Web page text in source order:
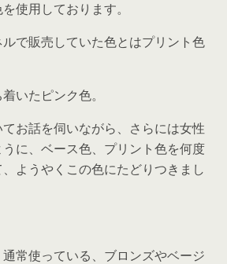
使用しております。
で販売していた色とはプリント色
いたピンク色。
お話を伺いながら、さらには女性
に、ベース色、プリント色を何度
ようやくこの色にたどりつきまし
常使っている、ブロンズやベージ